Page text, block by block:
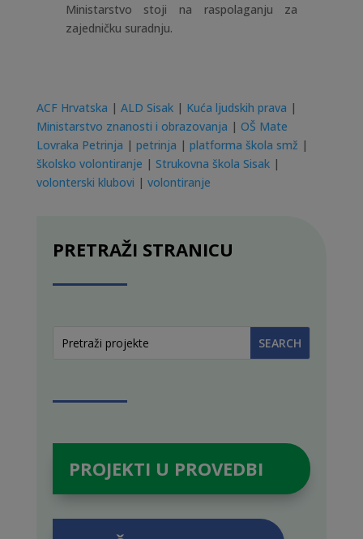
Ministarstvo stoji na raspolaganju za
zajedničku suradnju.
ACF Hrvatska | ALD Sisak| Kuća ljudskih prava |
Ministarstvo znanosti i obrazovanja | OŠ Mate
Lovraka Petrinja | petrinja | platforma škola smž |
školsko volontiranje | Strukovna škola Sisak|
volonterski klubovi | volontiranje
PRETRAŽI STRANICU
PROJEKTI U PROVEDBI